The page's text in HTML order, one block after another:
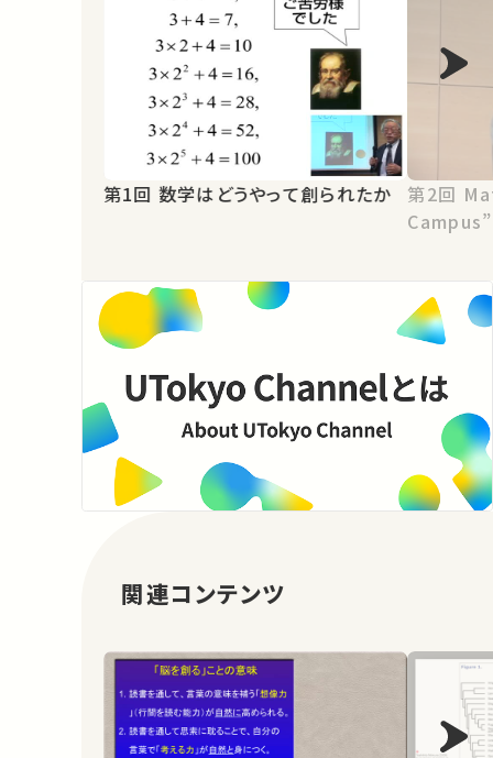
第1回 数学はどうやって創られたか
第2回 Mathematics “On
Campus”
関連コンテンツ